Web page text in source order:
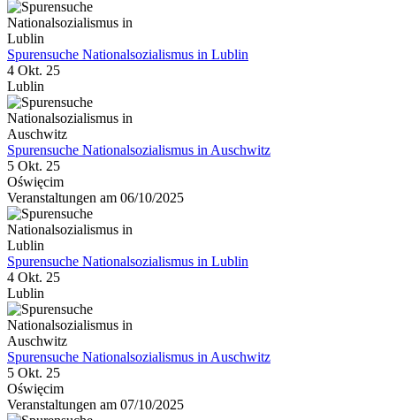
Spurensuche Nationalsozialismus in Lublin
4 Okt. 25
Lublin
Spurensuche Nationalsozialismus in Auschwitz
5 Okt. 25
Oświęcim
Veranstaltungen am 06/10/2025
Spurensuche Nationalsozialismus in Lublin
4 Okt. 25
Lublin
Spurensuche Nationalsozialismus in Auschwitz
5 Okt. 25
Oświęcim
Veranstaltungen am 07/10/2025